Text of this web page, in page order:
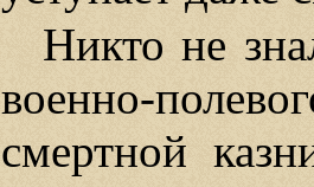
Никто не
военно-
смертной